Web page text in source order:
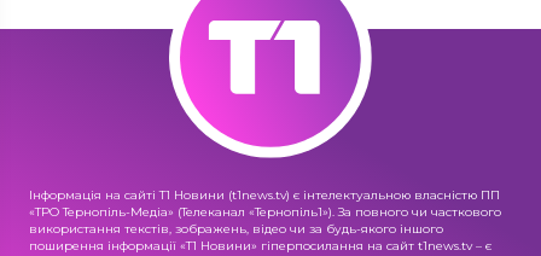
Інформація на сайті Т1 Новини (t1news.tv) є інтелектуальною власністю ПП
«ТРО Тернопіль-Медіа» (Телеканал «Тернопіль1»). За повного чи часткового
використання текстів, зображень, відео чи за будь-якого іншого
поширення інформації «Т1 Новини» гіперпосилання на сайт t1news.tv – є